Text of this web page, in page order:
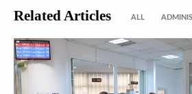
Related Articles ALL